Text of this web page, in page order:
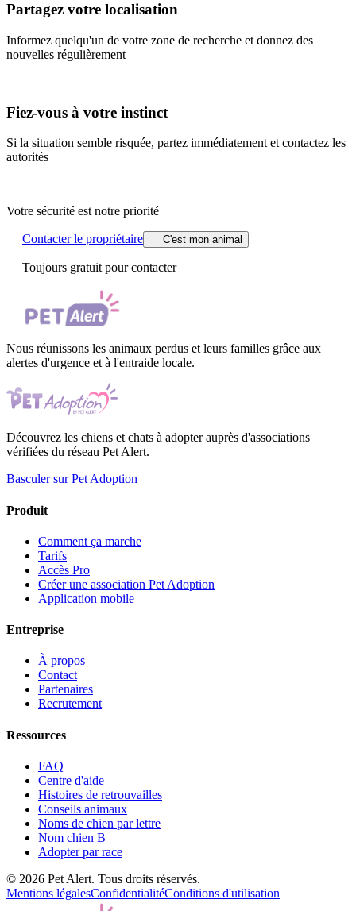
Partagez votre localisation
Informez quelqu'un de votre zone de recherche et donnez des
nouvelles régulièrement
Fiez-vous à votre instinct
Si la situation semble risquée, partez immédiatement et contactez les
autorités
Votre sécurité est notre priorité
Contacter le propriétaire C'est mon animal
Toujours gratuit pour contacter
Nous réunissons les animaux perdus et leurs familles grâce aux
alertes d'urgence et à l'entraide locale.
Découvrez les chiens et chats à adopter auprès d'associations
vérifiées du réseau Pet Alert.
Basculer sur Pet Adoption
Produit
Comment ça marche
Tarifs
Accès Pro
Créer une association Pet Adoption
Application mobile
Entreprise
À propos
Contact
Partenaires
Recrutement
Ressources
FAQ
Centre d'aide
Histoires de retrouvailles
Conseils animaux
Noms de chien par lettre
Nom chien B
Adopter par race
© 2026 Pet Alert. Tous droits réservés.
Mentions légalesConfidentialitéConditions d'utilisation